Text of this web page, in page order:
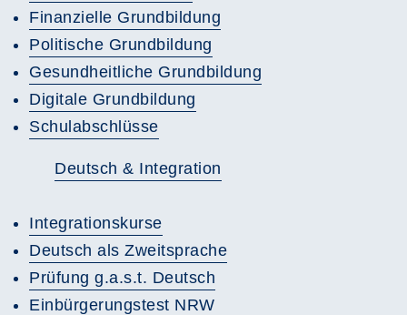
Finanzielle Grundbildung
Politische Grundbildung
Gesundheitliche Grundbildung
Digitale Grundbildung
Schulabschlüsse
Deutsch & Integration
Integrationskurse
Deutsch als Zweitsprache
Prüfung g.a.s.t. Deutsch
Einbürgerungstest NRW